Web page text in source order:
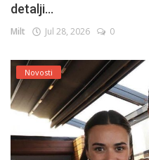
detalji...
Milt Jul 28, 2026 0
Novosti